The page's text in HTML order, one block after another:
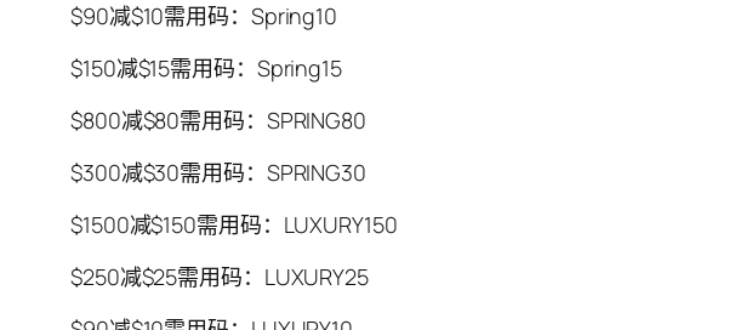
$90减$10需用码：Spring10
$150减$15需用码：Spring15
$800减$80需用码：SPRING80
$300减$30需用码：SPRING30
$1500减$150需用码：LUXURY150
$250减$25需用码：LUXURY25